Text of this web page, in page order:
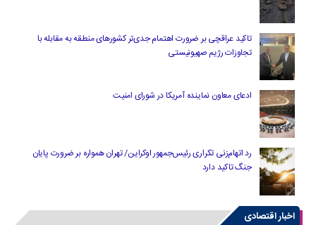
تاکید عراقچی بر ضرورت اهتمام جدی‌تر کشورهای منطقه به مقابله با
تجاوزات رژیم صهیونیستی
ادعای معاون نماینده آمریکا در شورای امنیت
رد اتهام‌زنی تکراری رئیس‌جمهور اوکراین/ تهران همواره بر ضرورت پایان
جنگ تاکید دارد
اخبار اقتصادی